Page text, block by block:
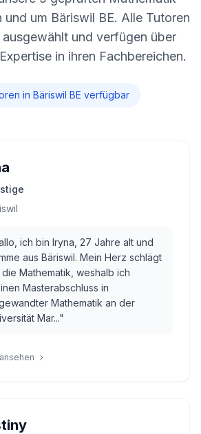
und um Bäriswil BE. Alle Tutoren
und verfügen über
in ihren Fachbereichen.
en in Bäriswil BE verfügbar
ich bin Iryna, 27 Jahre alt und
aus Bäriswil. Mein Herz schlägt
Mathematik, weshalb ich
Masterabschluss in
Mathematik an der
Mar..."